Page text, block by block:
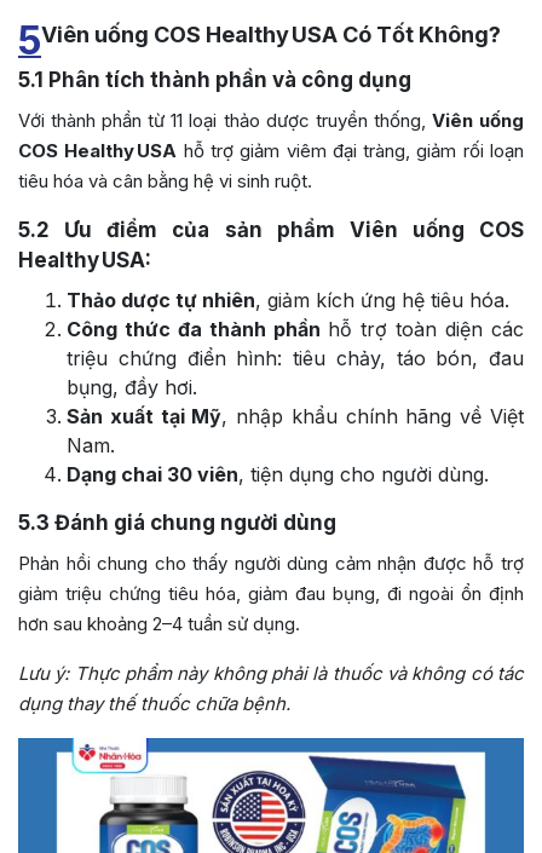
5Viên uống COS Healthy USA Có Tốt Không?
5.1 Phân tích thành phần và công dụng
Với thành phần từ 11 loại thảo dược truyền thống, Viên uống
COS Healthy USA hỗ trợ giảm viêm đại tràng, giảm rối loạn
tiêu hóa và cân bằng hệ vi sinh ruột.
5.2
Ưu điểm của sản phẩm Viên uống COS
Healthy USA:
Thảo dược tự nhiên, giảm kích ứng hệ tiêu hóa.
Công thức đa thành phần hỗ trợ toàn diện các
triệu chứng điển hình: tiêu chảy, táo bón, đau
bụng, đầy hơi.
Sản xuất tại Mỹ, nhập khẩu chính hãng về Việt
Nam.
Dạng chai 30 viên, tiện dụng cho người dùng.
5.3 Đánh giá chung người dùng
Phản hồi chung cho thấy người dùng cảm nhận được hỗ trợ
giảm triệu chứng tiêu hóa, giảm đau bụng, đi ngoài ổn định
hơn sau khoảng 2–4 tuần sử dụng.
Lưu ý: Thực phẩm này không phải là thuốc và không có tác
dụng thay thế thuốc chữa bệnh.